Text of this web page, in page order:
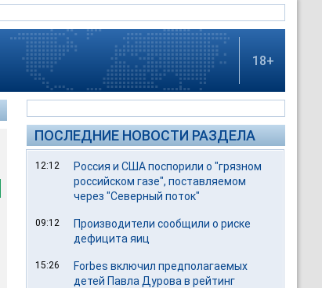
18+
ПОСЛЕДНИЕ НОВОСТИ РАЗДЕЛА
12:12
Россия и США поспорили о "грязном
российском газе", поставляемом
через "Северный поток"
09:12
Производители сообщили о риске
дефицита яиц
15:26
Forbes включил предполагаемых
детей Павла Дурова в рейтинг